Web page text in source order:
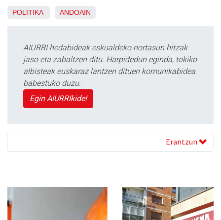
POLITIKA ANDOAIN
AIURRI hedabideak eskualdeko nortasun hitzak
jaso eta zabaltzen ditu. Harpidedun eginda, tokiko
albisteak euskaraz lantzen dituen komunikabidea
babestuko duzu.
Egin AIURRIkide!
Erantzun